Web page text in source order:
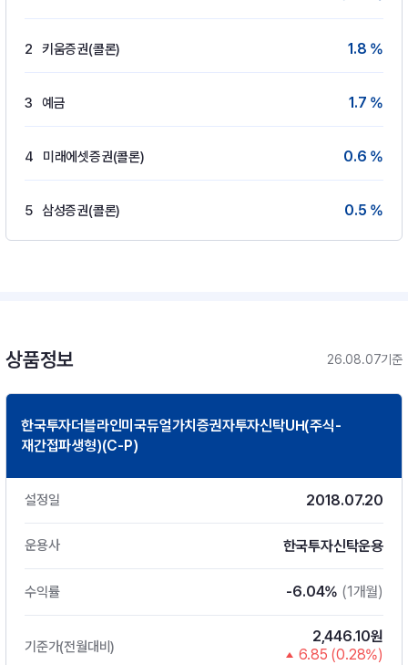
2 키움증권(콜론) 1.8 %
3 예금 1.7 %
4 미래에셋증권(콜론) 0.6 %
5 삼성증권(콜론) 0.5 %
상품정보 26.08.07기준
한국투자더블라인미국듀얼가치증권자투자신탁UH(주식-
재간접파생형)(C-P)
설정일 2018.07.20
운용사 한국투자신탁운용
수익률 -6.04% (1개월)
기준가(전월대비)
2,446.10원
6.85 (0.28%)